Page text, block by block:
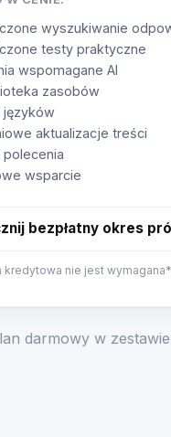
wyszukiwanie
testy praktyczne
wspomagane AI
zasobów
języków
aktualizacje treści
polecenia
wsparcie
bezpłatny okres
kredytowa nie jest wymagana*
darmowy w